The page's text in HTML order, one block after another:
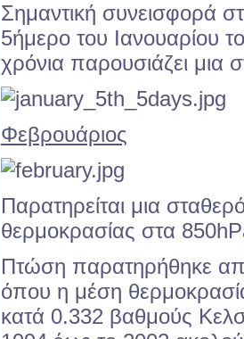
Σημαντική συνεισφορά
5ήμερο του Ιανουαρίου
χρόνια παρουσιάζει μια
Φεβρουάριος
Παρατηρείται μια
θερμοκρασίας στα
Πτώση παρατηρήθηκε
όπου η μέση
κατά 0.332 βαθμούς